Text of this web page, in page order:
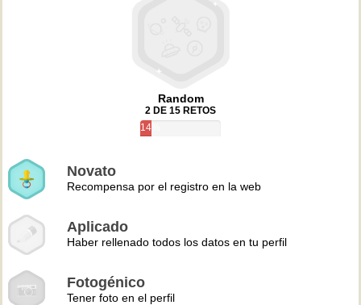
Random
2 DE 15 RETOS
14%
Novato
Recompensa por el registro en la web
Aplicado
Haber rellenado todos los datos en tu perfil
Fotogénico
Tener foto en el perfil